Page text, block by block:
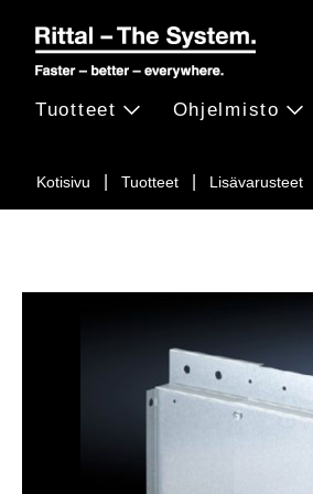
Kotisivu Tuotteet Lisävarusteet
Tuotteet Ohjelmisto